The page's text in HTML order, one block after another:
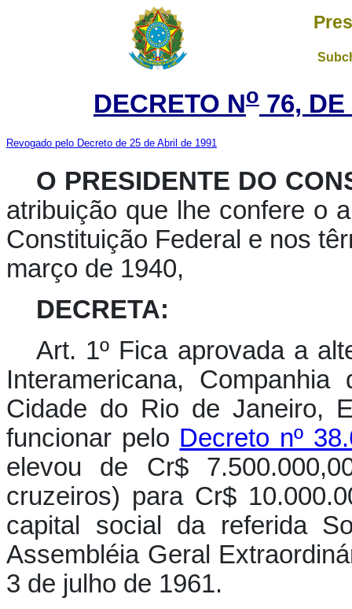
DECRETO No 76,
Revogado pelo Decreto de 25 de Abril de 1991
O PRESIDENTE DO
atribuição que lhe confere o
Constituição Federal e nos
março de 1940,
DECRETA:
Art. 1º Fica aprovada a
Interamericana,
Cidade do Rio de Janeiro,
funcionar pelo Decreto nº
elevou de Cr$
cruzeiros) para Cr$
capital social da referida
Assembléia Geral
3 de julho de 1961.